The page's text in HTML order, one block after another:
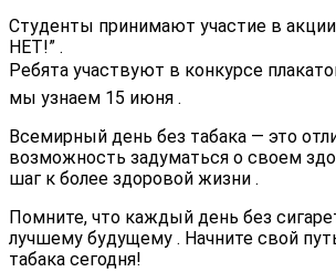
Студенты принимают участие в
НЕТ!” .
Ребята участвуют в конкурсе
мы узнаем 15 июня .
Всемирный день без табака — это
возможность задуматься о своем
шаг к более здоровой жизни .
Помните, что каждый день без
лучшему будущему . Начните свой
табака сегодня!